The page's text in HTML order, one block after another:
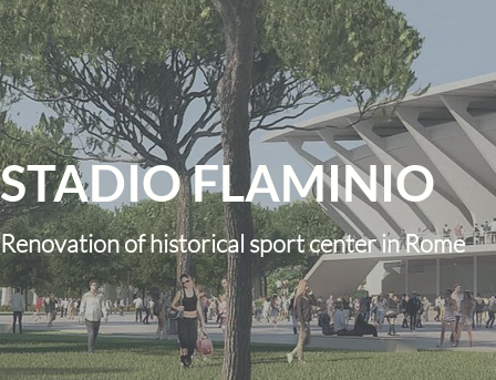
STADIO FLAMINIO
Renovation of historical sport center in Rome